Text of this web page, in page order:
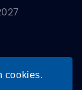
cookies.